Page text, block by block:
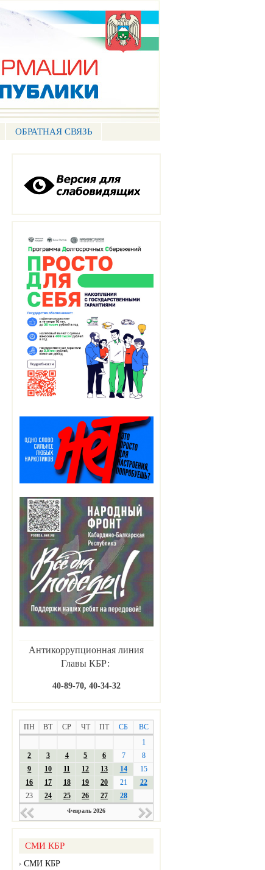
ОБРАТНАЯ СВЯЗЬ
Антикоррупционная линия
Главы КБР:
40-89-70, 40-34-32
ПН ВТ СР ЧТ ПТ СБ
ВС
1
2
3 4 5 6 7
8
9
10 11 12 13 14
15
16
17 18 19 20 21
22
23
24 25 26 27 28
Февраль 2026
СМИ КБР
СМИ КБР